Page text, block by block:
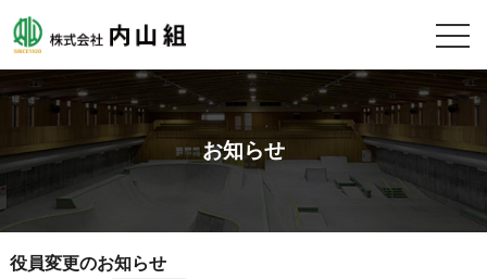
お知らせ
役員変更のお知らせ